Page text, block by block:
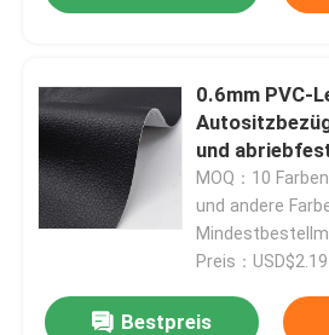
0.6mm PVC-
und
MOQ：10
und andere
Preis：USD$2.19
Bestpreis